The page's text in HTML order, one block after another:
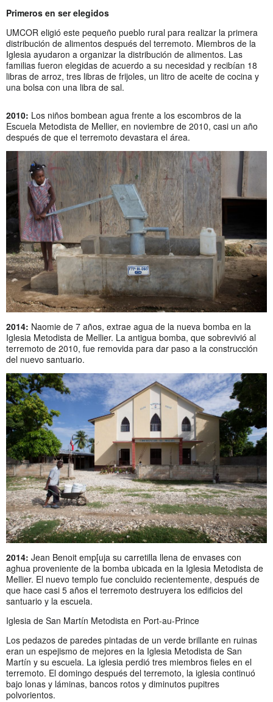
Primeros en ser elegidos
UMCOR eligió este pequeño pueblo rural para realizar la primera
distribución de alimentos después del terremoto. Miembros de la
Iglesia ayudaron a organizar la distribución de alimentos. Las
familias fueron elegidas de acuerdo a su necesidad y recibían 18
libras de arroz, tres libras de frijoles, un litro de aceite de cocina y
una bolsa con una libra de sal.
2010: Los niños bombean agua frente a los escombros de la
Escuela Metodista de Mellier, en noviembre de 2010, casi un año
después de que el terremoto devastara el área.
2014: Naomie de 7 años, extrae agua de la nueva bomba en la
Iglesia Metodista de Mellier. La antigua bomba, que sobrevivió al
terremoto de 2010, fue removida para dar paso a la construcción
del nuevo santuario.
2014: Jean Benoit emp[uja su carretilla llena de envases con
aghua proveniente de la bomba ubicada en la Iglesia Metodista de
Mellier. El nuevo templo fue concluido recientemente, después de
que hace casi 5 años el terremoto destruyera los edificios del
santuario y la escuela.
Iglesia de San Martín Metodista en Port-au-Prince
Los pedazos de paredes pintadas de un verde brillante en ruinas
eran un espejismo de mejores en la Iglesia Metodista de San
Martín y su escuela. La iglesia perdió tres miembros fieles en el
terremoto. El domingo después del terremoto, la iglesia continuó
bajo lonas y láminas, bancos rotos y diminutos pupitres
polvorientos.